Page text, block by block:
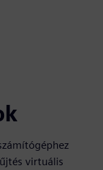
virtuális